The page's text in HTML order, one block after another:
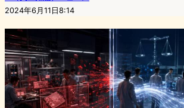
2024年6月11日8:14